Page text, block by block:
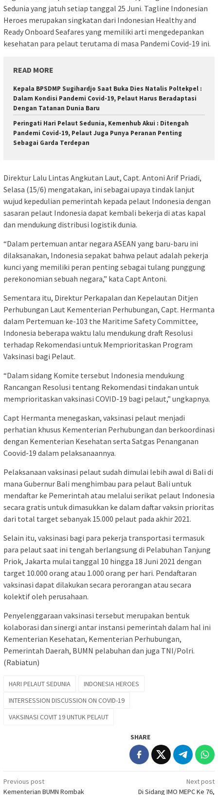
Sedunia yang jatuh setiap tanggal 25 Juni. Tagline Indonesian
Heroes merupakan singkatan dari Indonesian Healthy and
Ready Onboard Seafares yang memiliki arti mengedepankan
kesehatan para pelaut terutama di masa Pandemi Covid-19 ini.
READ MORE
Kepala BPSDMP Sugihardjo Saat Buka Dies Natalis Poltekpel :
Dalam Kondisi Pandemi Covid-19, Pelaut Harus Beradaptasi
Dengan Tatanan Dunia Baru
Peringati Hari Pelaut Sedunia, Kemenhub Akui : Ditengah
Pandemi Covid-19, Pelaut Juga Punya Peranan Penting
Sebagai Garda Terdepan
Direktur Lalu Lintas Angkutan Laut, Capt. Antoni Arif Priadi,
Selasa (15/6) mengatakan, ini sebagai upaya tindak lanjut
wujud kepedulian pemerintah kepada pelaut Indonesia dengan
sasaran pelaut Indonesia dapat kembali bekerja di atas kapal
dan mendukung distribusi logistik dunia.
“Dalam pertemuan antar negara ASEAN yang baru-baru ini
dilaksanakan, Indonesia sepakat bahwa pelaut adalah pekerja
kunci yang memiliki peran penting sebagai tulang punggung
perekonomian sebuah negara,” kata Capt Antoni.
Sementara itu, Direktur Perkapalan dan Kepelautan Ditjen
Perhubungan Laut Kementerian Perhubungan, Capt. Hermanta
dalam Pertemuan ke-103 the Maritime Safety Committee,
Indonesia beberapa waktu lalu mendukung draft Resolusi
terhadap Rekomendasi untuk Memprioritaskan Program
Vaksinasi bagi Pelaut.
“Dalam sidang Komite tersebut Indonesia mendukung
Rancangan Resolusi tentang Rekomendasi tindakan untuk
memprioritaskan vaksinasi COVID-19 bagi pelaut,” ungkapnya.
Capt Hermanta menegaskan, vaksinasi pelaut menjadi
perhatian khusus Kementerian Perhubungan dan berkoordinasi
dengan Kementerian Kesehatan serta Satgas Penanganan
Coovid-19 dalam pelaksanaannya.
Pelaksanaan vaksinasi pelaut sudah dimulai lebih awal di Bali di
mana Gubernur Bali menghimbau para pelaut Bali untuk
mendaftar ke Pemerintah atau melalui serikat pelaut Indonesia
secara gratis untuk dimasukkan ke dalam daftar vaksin prioritas
dari total target sebanyak 15.000 pelaut pada akhir 2021.
Selain itu, vaksinasi bagi para pekerja transportasi termasuk
para pelaut saat ini tengah berlangsung di Pelabuhan Tanjung
Priok, Jakarta mulai tanggal 10 hingga 18 Juni 2021 dengan
target 10.000 orang atau 1.000 orang per hari. Pendaftaran
vaksinasi dapat dilakukan secara perorangan atau secara
kolektif oleh perusahaan.
Penyelenggaraan vaksinasi tersebut merupakan bentuk
kolaborasi dan sinergi antar instansi pemerintah dalam hal ini
Kementerian Kesehatan, Kementerian Perhubungan,
Pemerintah Daerah, BUMN pelabuhan dan juga TNI/Polri.
(Rabiatun)
HARI PELAUT SEDUNIA
INDONESIA HEROES
INTERSESSION DISCUSSION ON COVID-19
VAKSINASI COVIT 19 UNTUK PELAUT
SHARE
Post
Previous post
Kementerian BUMN Rombak
Next post
Di Sidang IMO MEPC Ke 76,